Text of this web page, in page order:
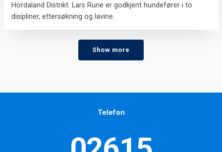
Hordaland Distrikt. Lars Rune er godkjent hundefører i to
disipliner, ettersøkning og lavine.
Show more
Telefon